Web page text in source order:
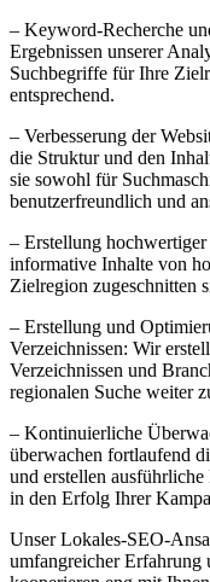
– Keyword-Recherche
Ergebnissen unserer
Suchbegriffe für Ihre
entsprechend.
– Verbesserung der
die Struktur und den
sie sowohl für
benutzerfreundlich und
– Erstellung
informative Inhalte von
Zielregion zugeschnitten
– Erstellung und
Verzeichnissen: Wir
Verzeichnissen und
regionalen Suche weiter
– Kontinuierliche
überwachen fortlaufend
und erstellen
in den Erfolg Ihrer
Unser Lokales-SEO-
umfangreicher Erfahrung